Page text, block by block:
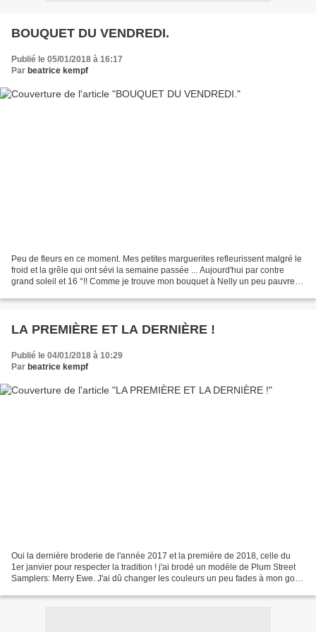
BOUQUET DU VENDREDI.
Publié le 05/01/2018 à 16:17
Par beatrice kempf
Peu de fleurs en ce moment. Mes petites marguerites refleurissent malgré le
froid et la grêle qui ont sévi la semaine passée ... Aujourd'hui par contre
grand soleil et 16 °!! Comme je trouve mon bouquet à Nelly un peu pauvret
LA PREMIÈRE ET LA DERNIÈRE !
Publié le 04/01/2018 à 10:29
Par beatrice kempf
Oui la dernière broderie de l'année 2017 et la première de 2018, celle du
1er janvier pour respecter la tradition ! j'ai brodé un modèle de Plum Street
Samplers: Merry Ewe. J'ai dû changer les couleurs un peu fades à mon goût